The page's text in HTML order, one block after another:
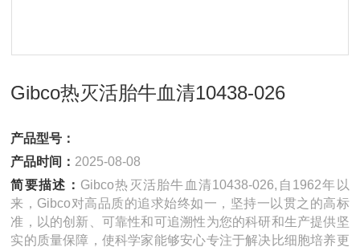
Gibco热灭活胎牛血清10438-026
产品型号：
产品时间： 2025-08-08
简要描述： Gibco热灭活胎牛血清10438-026,自1962年以
来，Gibco对高品质的追求始终如一，坚持一以贯之的高标
准，以的创新、可靠性和可追溯性为您的科研和生产提供坚
实的质量保障，使科学家能够安心专注于解决比细胞培养更